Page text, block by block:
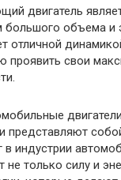
двигатель
большого объема и
отличной
проявить свои
в индустрии
только силу и